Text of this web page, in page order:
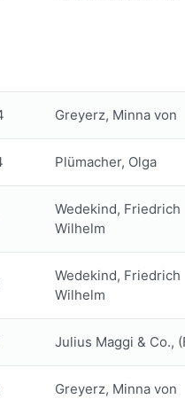
Greyerz, Minna von
Plümacher, Olga
Wedekind, Friedrich
Wilhelm
Wedekind, Friedrich
Wilhelm
Julius Maggi & Co.,
Greyerz, Minna von